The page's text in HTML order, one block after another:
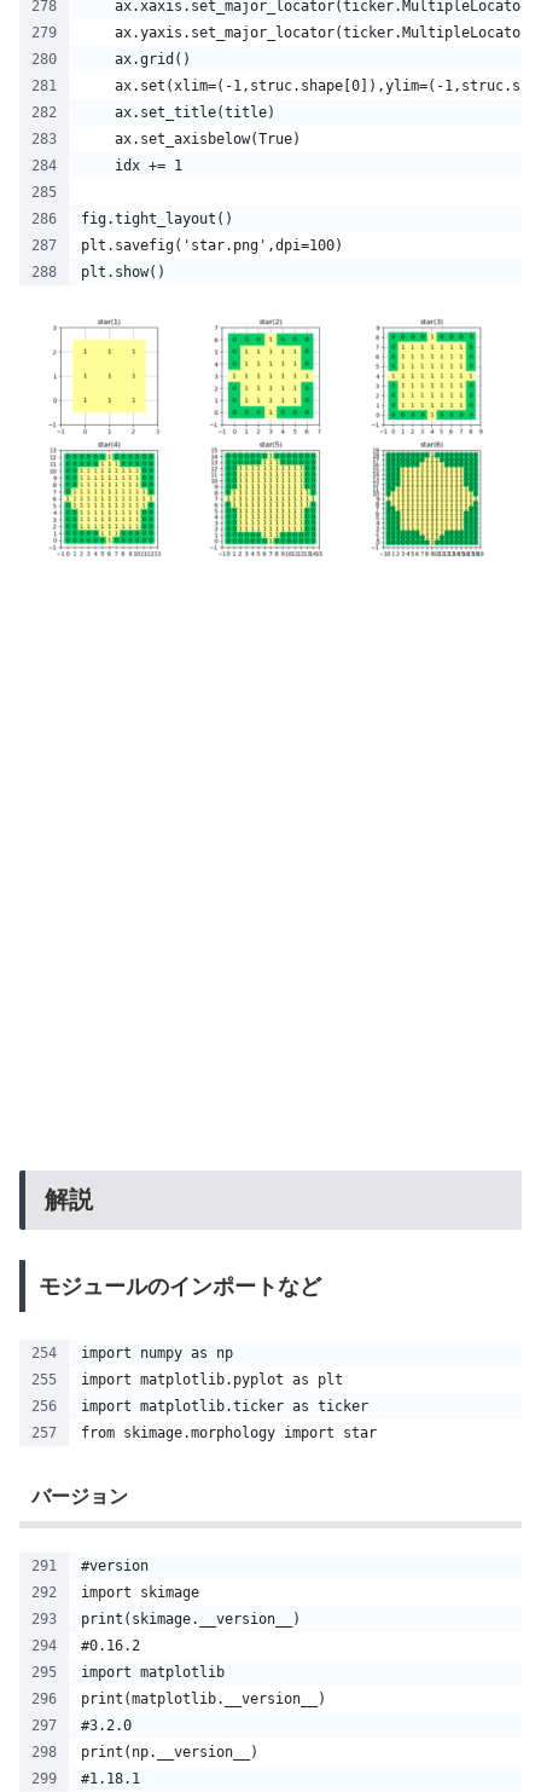
    ax.grid()
ax.set(xlim=(-1,struc.shape[0]),ylim=(-
    ax.set_title(title)
    ax.set_axisbelow(True)
    idx += 1
fig.tight_layout()
plt.savefig('star.png',dpi=100)
plt.show()
解説
モジュールのインポートなど
import numpy as np
import matplotlib.pyplot as plt
import matplotlib.ticker as ticker
from skimage.morphology import star
バージョン
#version
import skimage
print(skimage.__version__)
#0.16.2
import matplotlib
print(matplotlib.__version__)
#3.2.0
print(np.__version__)
#1.18.1